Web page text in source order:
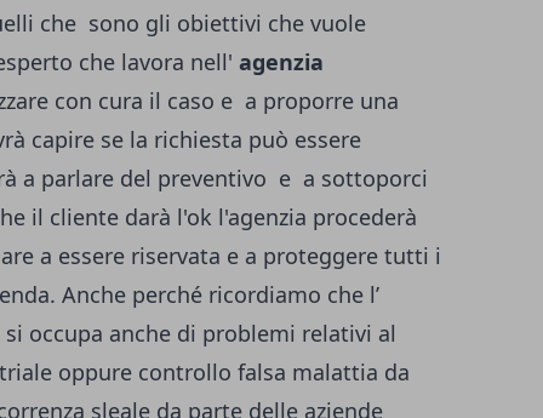
che sono gli obiettivi che vuole
che lavora nell' agenzia
con cura il caso e a proporre una
capire se la richiesta può essere
a parlare del preventivo e a sottoporci
il cliente darà l'ok l'agenzia procederà
a essere riservata e a proteggere tutti i
Anche perché ricordiamo che l’
occupa anche di problemi relativi al
oppure controllo falsa malattia da
sleale da parte delle aziende